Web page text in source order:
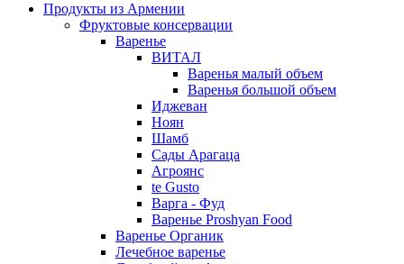
Продукты из Армении
Фруктовые консервации
Варенье
ВИТАЛ
Варенья малый объем
Варенья большой объем
Иджеван
Ноян
Шамб
Сады Арагаца
Агроянс
te Gusto
Варга - Фуд
Варенье Proshyan Food
Варенье Органик
Лечебное варенье